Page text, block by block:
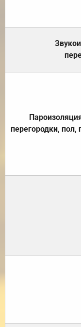
перегородки, пол,